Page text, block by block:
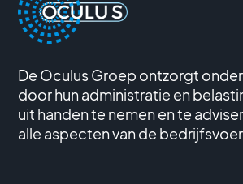
De Oculus Groep ontzorgt
door hun administratie en
uit handen te nemen en te
alle aspecten van de